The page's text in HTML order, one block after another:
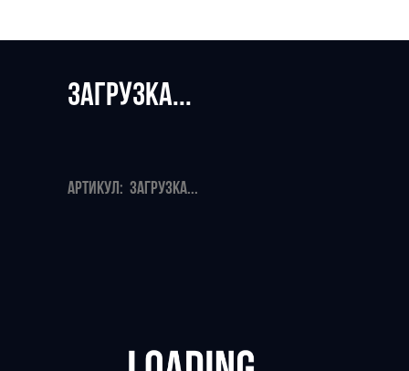
ЗАГРУЗКА...
АРТИКУЛ: ЗАГРУЗКА...